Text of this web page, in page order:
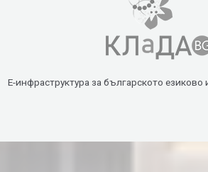
Е-инфраструктура за българското езиково